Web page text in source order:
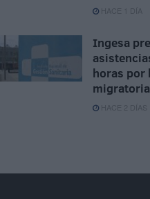
HACE 1 DÍA
Ingesa
horas por
migratoria
HACE 2 DÍAS